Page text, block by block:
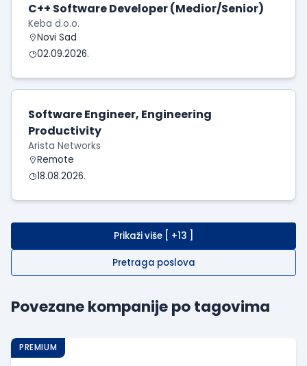
C++ Software Developer (Medior/Senior)
Keba d.o.o.
Novi Sad
02.09.2026.
Software Engineer, Engineering
Productivity
Arista Networks
Remote
18.08.2026.
Prikaži više [ +13 ]
Pretraga poslova
Povezane kompanije po tagovima
PREMIUM